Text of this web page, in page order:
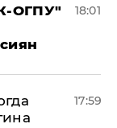
ОГПУ"
18:01
17:59